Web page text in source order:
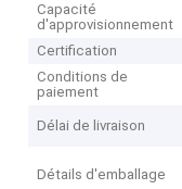
Capacité
d'approvisionnement
Certification
Conditions de
paiement
Délai de livraison
Détails d'emballage